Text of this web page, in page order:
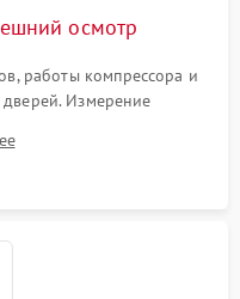
₽ Подробнее →
₽
осмотр
работы компрессора и
дверей. Измерение
термостата и
дисплея.